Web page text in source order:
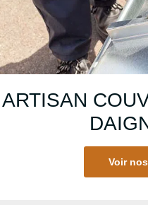
ARTISAN
Voir